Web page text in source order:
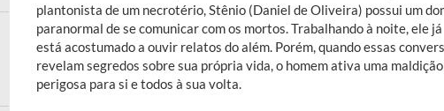
plantonista de um necrotério, Stênio (Daniel de Oliveira) possui um
paranormal de se comunicar com os mortos. Trabalhando à noite, ele já
está acostumado a ouvir relatos do além. Porém, quando essas
revelam segredos sobre sua própria vida, o homem ativa uma maldição
perigosa para si e todos à sua volta.